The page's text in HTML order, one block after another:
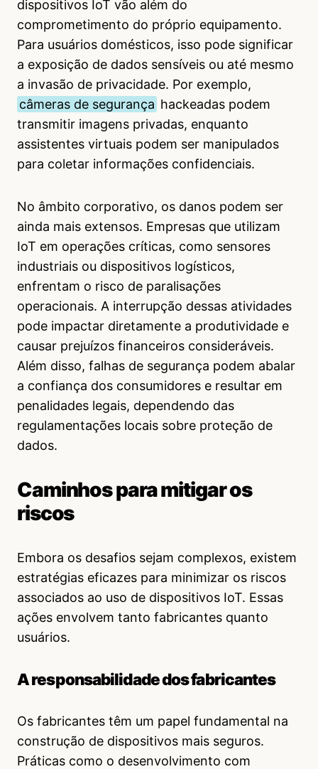
dispositivos IoT vão além do
comprometimento do próprio equipamento.
Para usuários domésticos, isso pode significar
a exposição de dados sensíveis ou até mesmo
a invasão de privacidade. Por exemplo,
câmeras de segurança hackeadas podem
transmitir imagens privadas, enquanto
assistentes virtuais podem ser manipulados
para coletar informações confidenciais.
No âmbito corporativo, os danos podem ser
ainda mais extensos. Empresas que utilizam
IoT em operações críticas, como sensores
industriais ou dispositivos logísticos,
enfrentam o risco de paralisações
operacionais. A interrupção dessas atividades
pode impactar diretamente a produtividade e
causar prejuízos financeiros consideráveis.
Além disso, falhas de segurança podem abalar
a confiança dos consumidores e resultar em
penalidades legais, dependendo das
regulamentações locais sobre proteção de
dados.
Caminhos para mitigar os
riscos
Embora os desafios sejam complexos, existem
estratégias eficazes para minimizar os riscos
associados ao uso de dispositivos IoT. Essas
ações envolvem tanto fabricantes quanto
usuários.
A responsabilidade dos fabricantes
Os fabricantes têm um papel fundamental na
construção de dispositivos mais seguros.
Práticas como o desenvolvimento com